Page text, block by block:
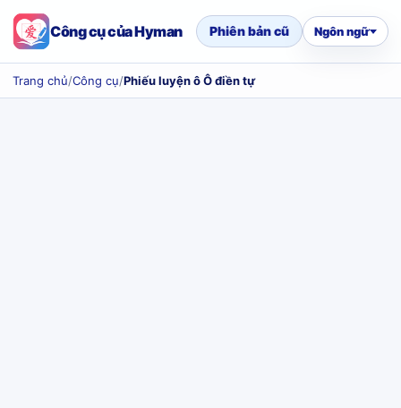
Công cụ của Hyman Phiên bản cũ Ngôn ngữ
Trang chủ/Công cụ/Phiếu luyện ô Ô điền tự